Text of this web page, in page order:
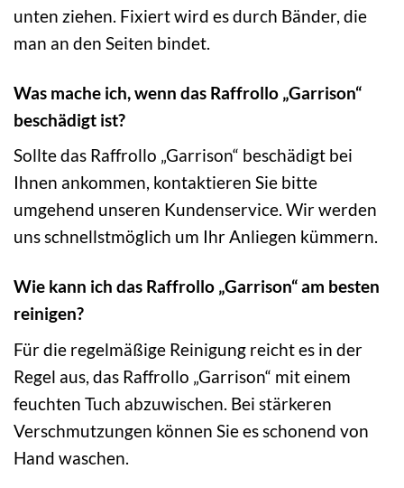
unten ziehen. Fixiert wird es durch Bänder, die
man an den Seiten bindet.
Was mache ich, wenn das Raffrollo „Garrison“
beschädigt ist?
Sollte das Raffrollo „Garrison“ beschädigt bei
Ihnen ankommen, kontaktieren Sie bitte
umgehend unseren Kundenservice. Wir werden
uns schnellstmöglich um Ihr Anliegen kümmern.
Wie kann ich das Raffrollo „Garrison“ am besten
reinigen?
Für die regelmäßige Reinigung reicht es in der
Regel aus, das Raffrollo „Garrison“ mit einem
feuchten Tuch abzuwischen. Bei stärkeren
Verschmutzungen können Sie es schonend von
Hand waschen.